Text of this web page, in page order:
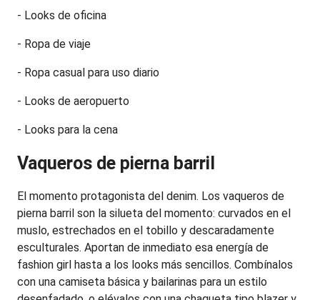
- Looks de oficina
- Ropa de viaje
- Ropa casual para uso diario
- Looks de aeropuerto
- Looks para la cena
Vaqueros de pierna barril
El momento protagonista del denim. Los vaqueros de
pierna barril son la silueta del momento: curvados en el
muslo, estrechados en el tobillo y descaradamente
esculturales. Aportan de inmediato esa energía de
fashion girl hasta a los looks más sencillos. Combínalos
con una camiseta básica y bailarinas para un estilo